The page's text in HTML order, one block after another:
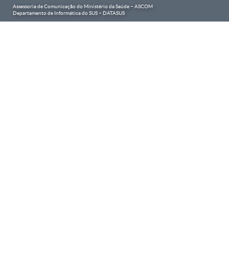
Assessoria de Comunicação do Ministério da Saúde – ASCOM
Departamento de Informática do SUS – DATASUS